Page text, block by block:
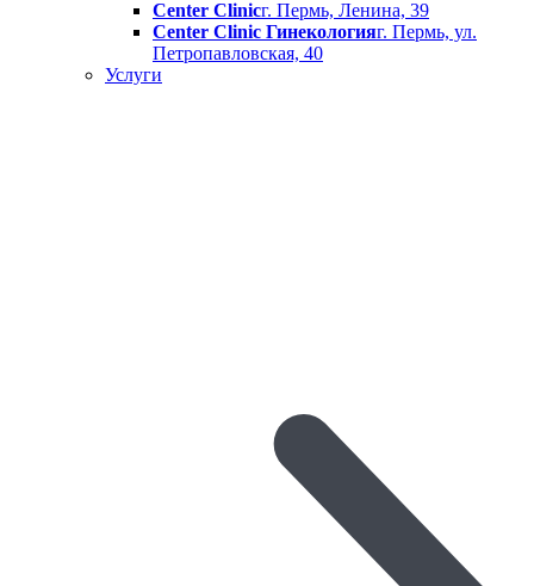
Center Clinicг. Пермь, Ленина, 39
Center Clinic Гинекологияг. Пермь, ул.
Петропавловская, 40
Услуги